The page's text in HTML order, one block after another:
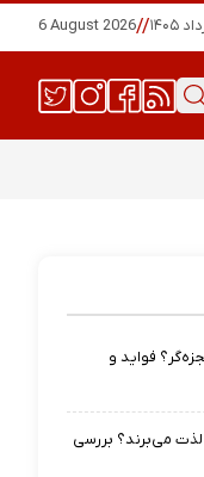
//
6 August 2026
فواید و
لذت می‌برند؟ بررسی